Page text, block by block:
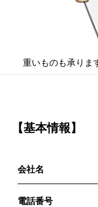
重いものも承りま
【基本情報】
会社名
電話番号